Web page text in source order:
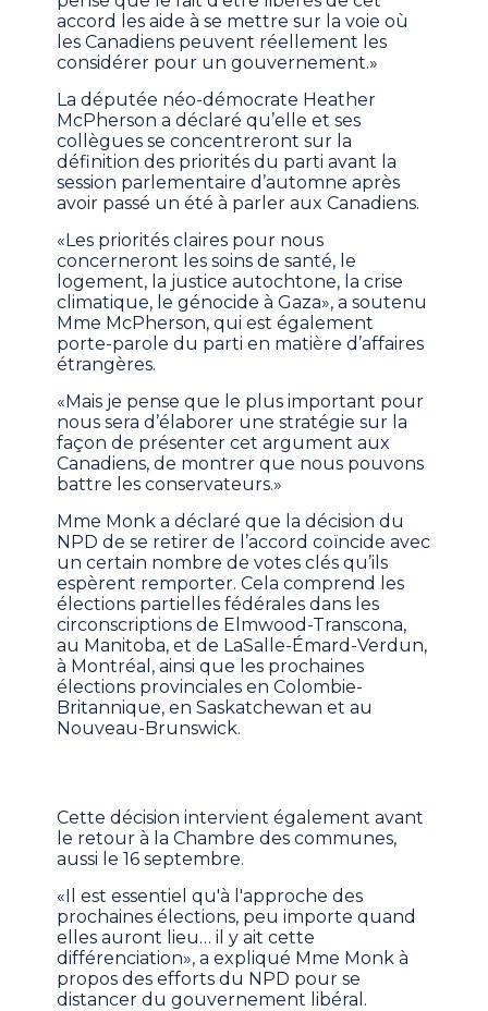
accord les aide à se mettre sur la voie où
les Canadiens peuvent réellement les
considérer pour un gouvernement.»
La députée néo-démocrate Heather
McPherson a déclaré qu’elle et ses
collègues se concentreront sur la
définition des priorités du parti avant la
session parlementaire d’automne après
avoir passé un été à parler aux Canadiens.
«Les priorités claires pour nous
concerneront les soins de santé, le
logement, la justice autochtone, la crise
climatique, le génocide à Gaza», a soutenu
Mme McPherson, qui est également
porte-parole du parti en matière d’affaires
étrangères.
«Mais je pense que le plus important pour
nous sera d’élaborer une stratégie sur la
façon de présenter cet argument aux
Canadiens, de montrer que nous pouvons
battre les conservateurs.»
Mme Monk a déclaré que la décision du
NPD de se retirer de l’accord coïncide avec
un certain nombre de votes clés qu’ils
espèrent remporter. Cela comprend les
élections partielles fédérales dans les
circonscriptions de Elmwood-Transcona,
au Manitoba, et de LaSalle-Émard-Verdun,
à Montréal, ainsi que les prochaines
élections provinciales en Colombie-
Britannique, en Saskatchewan et au
Nouveau-Brunswick.
Cette décision intervient également avant
le retour à la Chambre des communes,
aussi le 16 septembre.
«Il est essentiel qu'à l'approche des
prochaines élections, peu importe quand
elles auront lieu… il y ait cette
différenciation», a expliqué Mme Monk à
propos des efforts du NPD pour se
distancer du gouvernement libéral.